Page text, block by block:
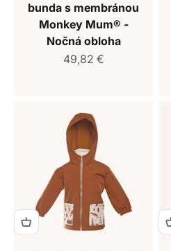
bunda s membránou
Monkey Mum® -
Nočná obloha
Predajná cena
49,82 €